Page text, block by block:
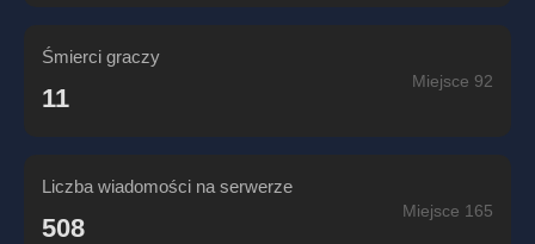
Śmierci graczy
11
Miejsce 92
Liczba wiadomości na serwerze
508
Miejsce 165